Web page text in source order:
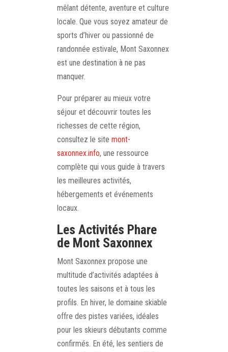
mêlant détente, aventure et culture
locale. Que vous soyez amateur de
sports d’hiver ou passionné de
randonnée estivale, Mont Saxonnex
est une destination à ne pas
manquer.
Pour préparer au mieux votre
séjour et découvrir toutes les
richesses de cette région,
consultez le site mont-
saxonnex.info, une ressource
complète qui vous guide à travers
les meilleures activités,
hébergements et événements
locaux.
Les Activités Phare
de Mont Saxonnex
Mont Saxonnex propose une
multitude d’activités adaptées à
toutes les saisons et à tous les
profils. En hiver, le domaine skiable
offre des pistes variées, idéales
pour les skieurs débutants comme
confirmés. En été, les sentiers de